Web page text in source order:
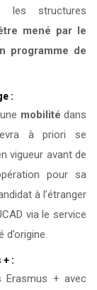
structures
mené par le
programme de
:
mobilité dans
à priori se
vigueur avant de
pour sa
à l’étranger
via le service
:
Erasmus + avec